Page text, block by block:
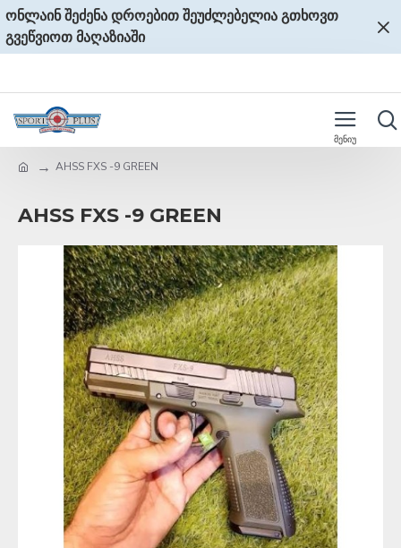
ონლაინ შეძენა დროებით შეუძლებელია გთხოვთ
გვეწვიოთ მაღაზიაში
AHSS FXS -9 GREEN
AHSS FXS -9 GREEN